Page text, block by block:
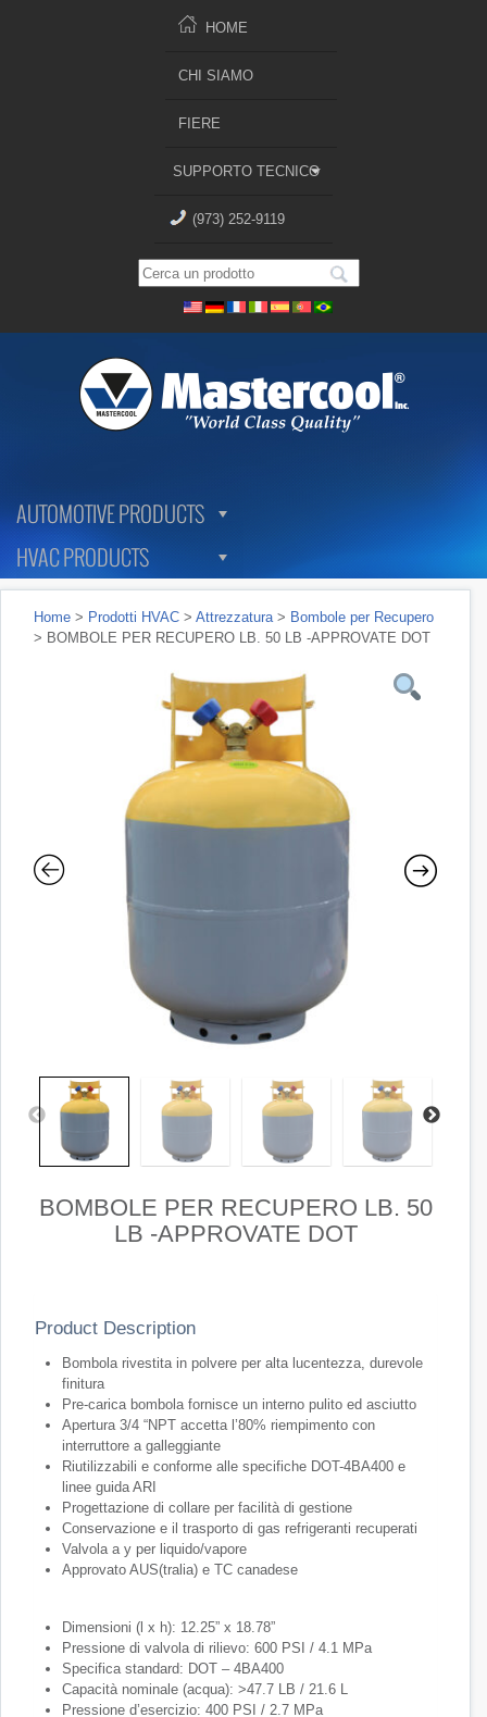
HOME
CHI SIAMO
FIERE
SUPPORTO TECNICO
(973) 252-9119
AUTOMOTIVE PRODUCTS
HVAC PRODUCTS
Home > Prodotti HVAC > Attrezzatura > Bombole per Recupero
> BOMBOLE PER RECUPERO LB. 50 LB -APPROVATE DOT
BOMBOLE PER RECUPERO LB. 50
LB -APPROVATE DOT
Product Description
Bombola rivestita in polvere per alta lucentezza, durevole
finitura
Pre-carica bombola fornisce un interno pulito ed asciutto
Apertura 3/4 “NPT accetta l’80% riempimento con
interruttore a galleggiante
Riutilizzabili e conforme alle specifiche DOT-4BA400 e
linee guida ARI
Progettazione di collare per facilità di gestione
Conservazione e il trasporto di gas refrigeranti recuperati
Valvola a y per liquido/vapore
Approvato AUS(tralia) e TC canadese
Dimensioni (l x h): 12.25” x 18.78”
Pressione di valvola di rilievo: 600 PSI / 4.1 MPa
Specifica standard: DOT – 4BA400
Capacità nominale (acqua): >47.7 LB / 21.6 L
Pressione d’esercizio: 400 PSI / 2.7 MPa